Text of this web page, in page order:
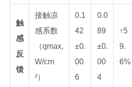
触
感
反
馈
接触凉
感系数
（qmax,
W/cm
²）
0.1
42
±0.
00
6
0.0
89
±0.
00
4
↑5
9.
6%